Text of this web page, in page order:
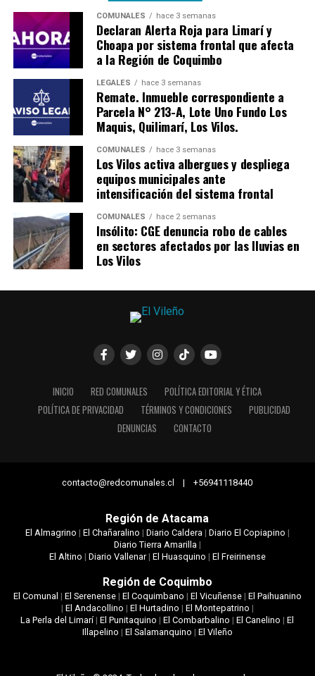
COMUNALES hace 3 semanas
Declaran Alerta Roja para Limarí y
Choapa por sistema frontal que afecta
a la Región de Coquimbo
LEGALES hace 3 semanas
Remate. Inmueble correspondiente a
Parcela N° 213-A, Lote Uno Fundo Los
Maquis, Quilimarí, Los Vilos.
COMUNALES hace 3 semanas
Los Vilos activa albergues y despliega
equipos municipales ante
intensificación del sistema frontal
COMUNALES hace 2 semanas
Insólito: CGE denuncia robo de cables
en sectores afectados por las lluvias en
Los Vilos
INICIO RED COMUNALES
POLÍTICA EDITORIAL Y ÉTICA
POLÍTICA DE PRIVACIDAD
TÉRMINOS Y CONDICIONES
PUBLICIDAD
DENUNCIAS
CONTACTO
contacto@redcomunales.cl | +56941118440
Región de Atacama
El Almagrino | El Chañaralino | Diario Caldera| Diario El Copiapino |
Diario Tierra Amarilla|
El Altino | Diario Vallenar| El Huasquino | El Freirinense
Región de Coquimbo
El Comunal | El Serenense| El Coquimbano | El Vicuñense| El Paihuanino
| El Andacollino | El Hurtadino | El Montepatrino |
La Perla del Limarí|El Punitaquino |El Combarbalino |El Canelino |El
Illapelino | El Salamanquino | El Vileño